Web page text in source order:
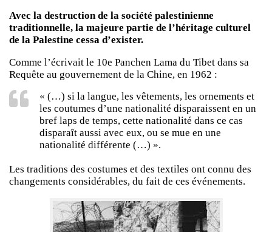
Avec la destruction de la société palestinienne
traditionnelle, la majeure partie de l’héritage culturel
de la Palestine cessa d’exister.
Comme l’écrivait le 10e Panchen Lama du Tibet dans sa
Requête au gouvernement de la Chine, en 1962 :
« (…) si la langue, les vêtements, les ornements et
les coutumes d’une nationalité disparaissent en un
bref laps de temps, cette nationalité dans ce cas
disparaît aussi avec eux, ou se mue en une
nationalité différente (…) ».
Les traditions des costumes et des textiles ont connu des
changements considérables, du fait de ces événements.